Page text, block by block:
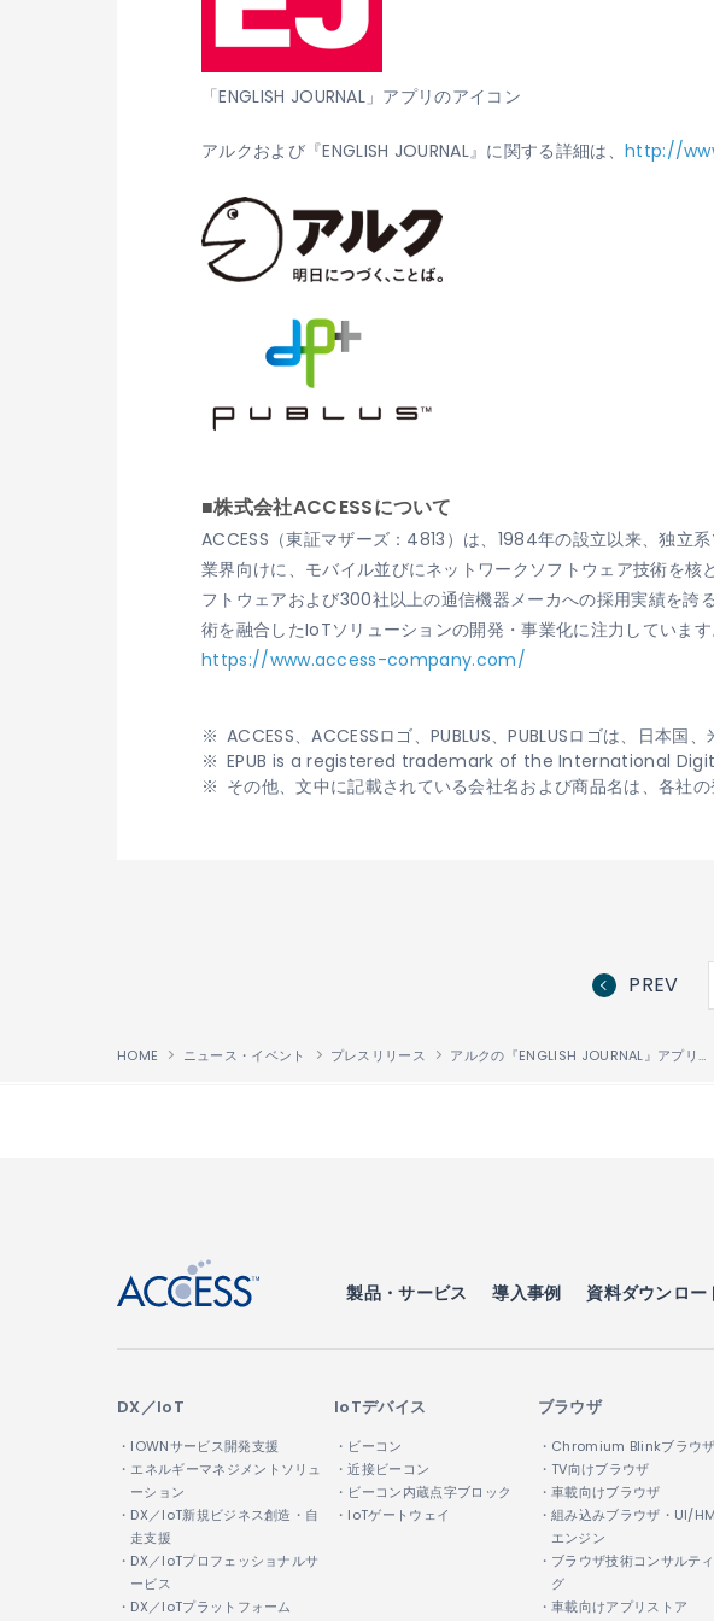
「ENGLISH JOURNAL」アプリのアイコン
アルクおよび『ENGLISH JOURNAL』に関する詳細は、 http://
■株式会社ACCESSについて
ACCESS（東証マザーズ：4813）は、1984年の設立以来、独立
業界向けに、モバイル並びにネットワークソフトウェア技術を
フトウェアおよび300社以上の通信機器メーカへの採用実績を
術を融合したIoTソリューションの開発・事業化に注力していま
https://www.access-company.com/
ACCESS、ACCESSロゴ、PUBLUS、PUBLUSロゴは、日本国
EPUB is a registered trademark of the International
その他、文中に記載されている会社名および商品名は、各社の
PREV
HOME ニュース・イベント プレスリリース アルクの『ENGLISH JOURNAL』アプリに EPUB対応電子書籍アプリ開発キット「PUBLUS
製品・サービス 導入事例 資料ダウンロー
DX／IoT
・IOWNサービス開発支援
・エネルギーマネジメントソリュ
ーション
・DX／IoT新規ビジネス創造・自
走支援
・DX／IoTプロフェッショナルサ
ービス
・DX／IoTプラットフォーム
IoTデバイス
・ビーコン
・近接ビーコン
・ビーコン内蔵点字ブロック
・IoTゲートウェイ
ブラウザ
・Chromium Blinkブラウザ
・TV向けブラウザ
・車載向けブラウザ
・組み込みブラウザ・UI/
エンジン
・ブラウザ技術コンサルテ
グ
・車載向けアプリストア